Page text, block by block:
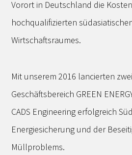
Vorort in Deutschland die
hochqualifizierten
Wirtschaftsraumes.
Mit unserem 2016 lancierten
Geschäftsbereich GREEN
CADS Engineering erfolgreich
Energiesicherung und der
Müllproblems.